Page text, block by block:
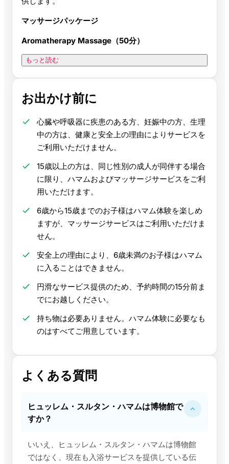
マッサージパッケージ
Aromatherapy Massage（50分）
もっと読む
お出かけ前に
心臓や呼吸器に疾患のある方、妊娠中の方、生理
中の方は、健康と安全上の理由によりサービスを
ご利用いただけません。
15歳以上の方は、同じ性別の成人が同伴する場合
に限り、ハマムおよびマッサージサービスをご利
用いただけます。
6歳から15歳までのお子様はハマム体験を楽しめ
ますが、マッサージサービスはご利用いただけま
せん。
安全上の理由により、6歳未満のお子様はハマム
に入ることはできません。
円滑なサービス提供のため、予約時間の15分前ま
でにお越しください。
持ち物は必要ありません。ハマム体験に必要なも
のはすべてご用意しています。
よくある質問
ヒュッレム・スルタン・ハマムは博物館で
すか？
いいえ、ヒュッレム・スルタン・ハマムは博物館
ではなく、現在も入浴サービスを提供している伝